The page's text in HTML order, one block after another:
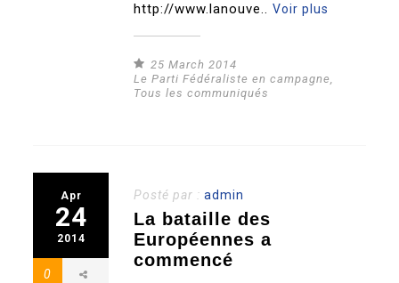
http://www.lanouve..Voir plus
25 March 2014
Le Parti Fédéraliste en campagne,
Tous les communiqués
Apr
24
2014
0
Posté par :admin
La bataille des
Européennes a
commencé